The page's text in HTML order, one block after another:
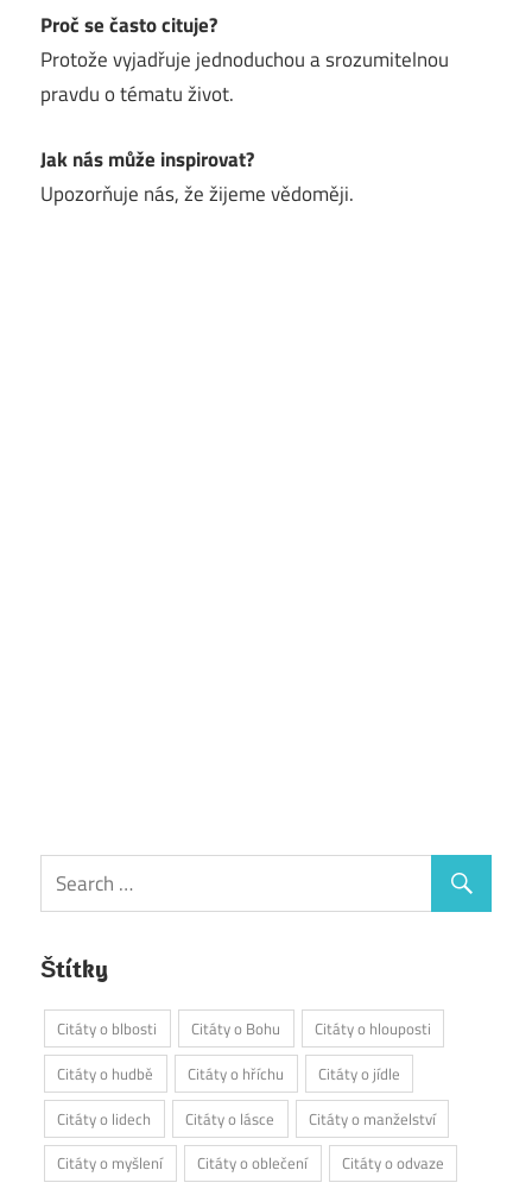
Proč se často cituje?
Protože vyjadřuje jednoduchou a srozumitelnou
pravdu o tématu život.
Jak nás může inspirovat?
Upozorňuje nás, že žijeme vědoměji.
Štítky
Citáty o blbosti Citáty o Bohu
Citáty o hlouposti
Citáty o hudbě
Citáty o hříchu
Citáty o jídle
Citáty o lidech
Citáty o lásce
Citáty o manželství
Citáty o myšlení
Citáty o oblečení Citáty o odvaze